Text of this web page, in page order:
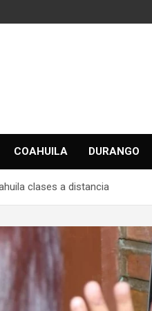
COAHUILA DURANGO
clases a distancia